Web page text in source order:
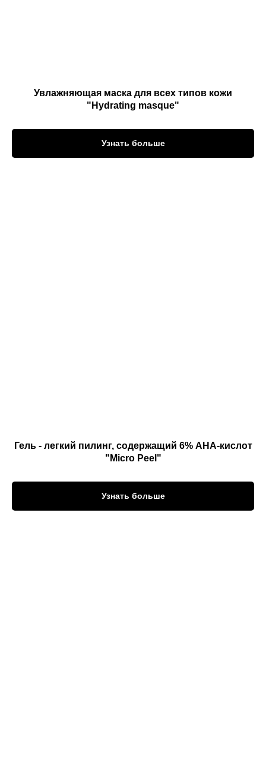
Увлажняющая маска для всех типов кожи
"Hydrating masque"
Узнать больше
Гель - легкий пилинг, содержащий 6% АНА-кислот
"Micro Peel"
Узнать больше